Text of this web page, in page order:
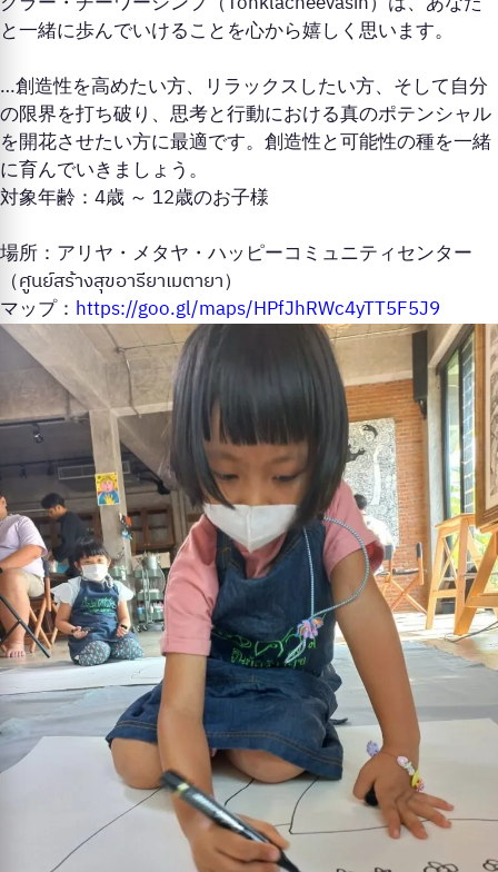
と一緒に歩んでいけることを心から嬉しく思います。
…創造性を高めたい方、リラックスしたい方、そして自分
の限界を打ち破り、思考と行動における真のポテンシャル
を開花させたい方に最適です。創造性と可能性の種を一緒
に育んでいきましょう。
対象年齢：4歳 ～ 12歳のお子様
場所：アリヤ・メタヤ・ハッピーコミュニティセンター
（ศูนย์สร้างสุขอารียาเมตายา）
マップ： https://goo.gl/maps/HPfJhRWc4yTT5F5J9